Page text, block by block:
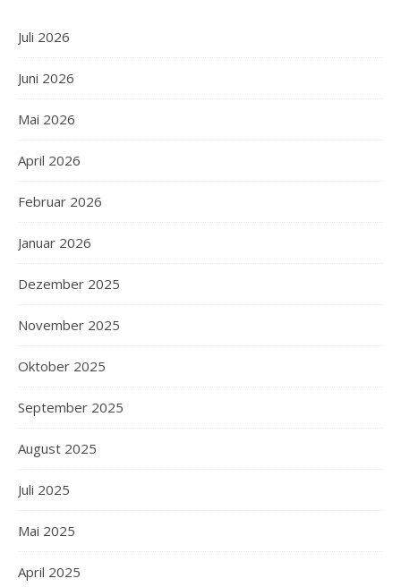
Juli 2026
Juni 2026
Mai 2026
April 2026
Februar 2026
Januar 2026
Dezember 2025
November 2025
Oktober 2025
September 2025
August 2025
Juli 2025
Mai 2025
April 2025